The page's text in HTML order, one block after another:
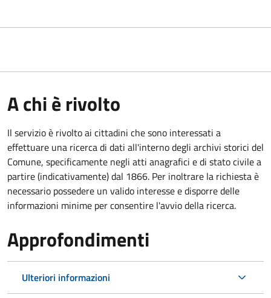
A chi è rivolto
Il servizio è rivolto ai cittadini che sono interessati a
effettuare una ricerca di dati all'interno degli archivi storici del
Comune, specificamente negli atti anagrafici e di stato civile a
partire (indicativamente) dal 1866. Per inoltrare la richiesta è
necessario possedere un valido interesse e disporre delle
informazioni minime per consentire l'avvio della ricerca.
Approfondimenti
Ulteriori informazioni